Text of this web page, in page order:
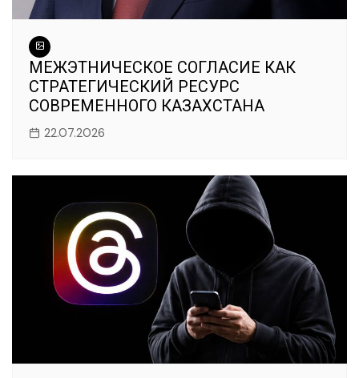
МЕЖЭТНИЧЕСКОЕ СОГЛАСИЕ КАК
СТРАТЕГИЧЕСКИЙ РЕСУРС
СОВРЕМЕННОГО КАЗАХСТАНА
22.07.2026